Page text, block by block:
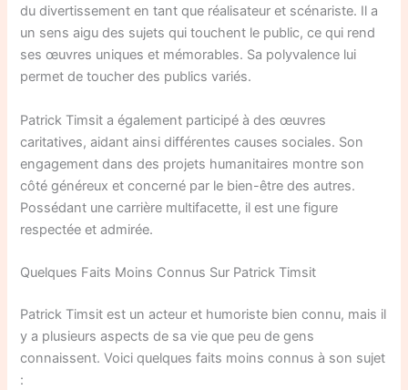
du divertissement en tant que réalisateur et scénariste. Il a
un sens aigu des sujets qui touchent le public, ce qui rend
ses œuvres uniques et mémorables. Sa polyvalence lui
permet de toucher des publics variés.
Patrick Timsit a également participé à des œuvres
caritatives, aidant ainsi différentes causes sociales. Son
engagement dans des projets humanitaires montre son
côté généreux et concerné par le bien-être des autres.
Possédant une carrière multifacette, il est une figure
respectée et admirée.
Quelques Faits Moins Connus Sur Patrick Timsit
Patrick Timsit est un acteur et humoriste bien connu, mais il
y a plusieurs aspects de sa vie que peu de gens
connaissent. Voici quelques faits moins connus à son sujet
: